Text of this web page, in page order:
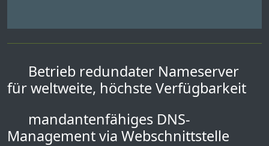
Betrieb redundater Nameserver
für weltweite, höchste Verfügbarkeit
mandantenfähiges DNS-
Management via Webschnittstelle